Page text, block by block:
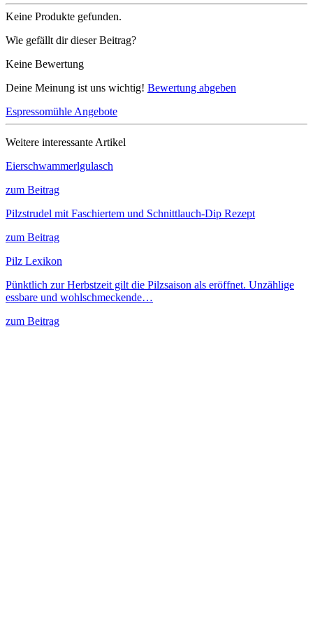
Keine Produkte gefunden.
Wie gefällt dir dieser Beitrag?
Keine Bewertung
Deine Meinung ist uns wichtig! Bewertung abgeben
Espressomühle Angebote
Weitere interessante Artikel
Eierschwammerlgulasch
zum Beitrag
Pilzstrudel mit Faschiertem und Schnittlauch-Dip Rezept
zum Beitrag
Pilz Lexikon
Pünktlich zur Herbstzeit gilt die Pilzsaison als eröffnet. Unzählige
essbare und wohlschmeckende…
zum Beitrag